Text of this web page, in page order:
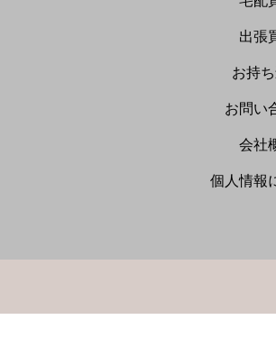
出張
お持
お問い
会社
個人情報